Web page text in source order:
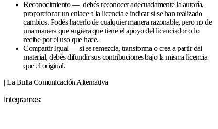
Reconocimiento — debés reconocer adecuadamente la autoría,
proporcionar un enlace a la licencia e indicar si se han realizado
cambios. Podés hacerlo de cualquier manera razonable, pero no de
una manera que sugiera que tiene el apoyo del licenciador o lo
recibe por el uso que hace.
Compartir Igual — si se remezcla, transforma o crea a partir del
material, debés difundir sus contribuciones bajo la misma licencia
que el original.
| La Bulla Comunicación Alternativa
Integramos: